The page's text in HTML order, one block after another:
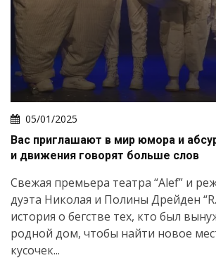
05/01/2025
Вас приглашают в мир юмора и
и движения говорят больше слов
Свежая премьера театра “Alef” и
дуэта Николая и Полины Дрейден
история о бегстве тех, кто был
родной дом, чтобы найти новое
кусочек...